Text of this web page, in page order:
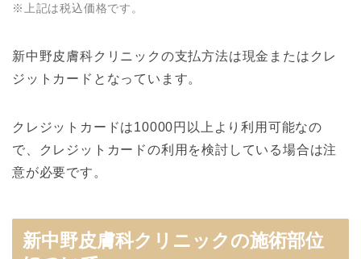
※上記は税込価格です。
新中野皮膚科クリニックの支払方法は現金またはクレ
ジットカードとなっています。
クレジットカードは10000円以上より利用可能なの
で、クレジットカードの利用を検討している場合は注
意が必要です。
新中野皮膚科クリニックの施術部位